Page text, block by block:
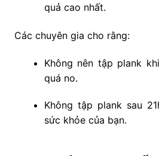
quả cao nhất.
Các chuyên gia cho rằng:
Không nên tập plank
quá no.
Không tập plank sau
sức khỏe của bạn.